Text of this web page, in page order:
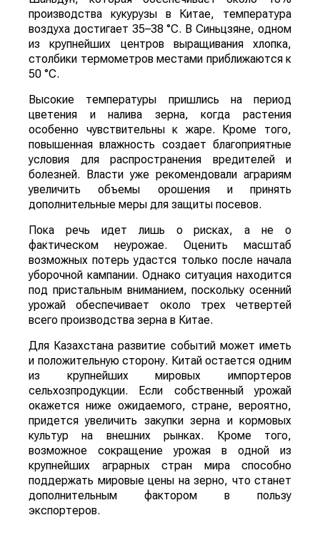
производства кукурузы в Китае, температура
воздуха достигает 35–38 °C. В Синьцзяне, одном
из крупнейших центров выращивания хлопка,
столбики термометров местами приближаются к
50 °C.
Высокие температуры пришлись на период
цветения и налива зерна, когда растения
особенно чувствительны к жаре. Кроме того,
повышенная влажность создает благоприятные
условия для распространения вредителей и
болезней. Власти уже рекомендовали аграриям
увеличить объемы орошения и принять
дополнительные меры для защиты посевов.
Пока речь идет лишь о рисках, а не о
фактическом неурожае. Оценить масштаб
возможных потерь удастся только после начала
уборочной кампании. Однако ситуация находится
под пристальным вниманием, поскольку осенний
урожай обеспечивает около трех четвертей
всего производства зерна в Китае.
Для Казахстана развитие событий может иметь
и положительную сторону. Китай остается одним
из крупнейших мировых импортеров
сельхозпродукции. Если собственный урожай
окажется ниже ожидаемого, стране, вероятно,
придется увеличить закупки зерна и кормовых
культур на внешних рынках. Кроме того,
возможное сокращение урожая в одной из
крупнейших аграрных стран мира способно
поддержать мировые цены на зерно, что станет
дополнительным фактором в пользу
экспортеров.